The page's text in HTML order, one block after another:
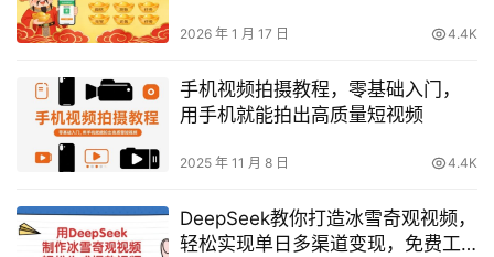
2026 年 1 月 17 日 4.4K
手机视频拍摄教程，零基础入门，
用手机就能拍出高质量短视频
2025 年 11 月 8 日 4.4K
DeepSeek教你打造冰雪奇观视频，
轻松实现单日多渠道变现，免费工